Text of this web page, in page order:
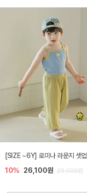
[SIZE ~6Y] 로미나 라운지 셋업
10% 26,100원 29,000원